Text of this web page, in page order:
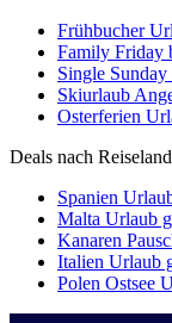
Frühbucher
Family Friday
Single
Skiurlaub
Osterferien
Deals nach Reiseland
Spanien
Malta Urlaub
Kanaren
Italien Urlaub
Polen Ostsee